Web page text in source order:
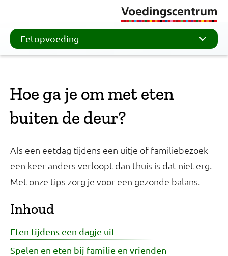
Eetopvoeding
Hoe ga je om met eten
buiten de deur?
Als een eetdag tijdens een uitje of familiebezoek
een keer anders verloopt dan thuis is dat niet erg.
Met onze tips zorg je voor een gezonde balans.
Inhoud
Eten tijdens een dagje uit
Spelen en eten bij familie en vrienden